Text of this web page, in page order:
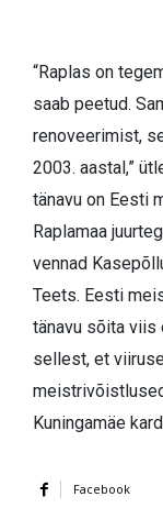
“Raplas on
saab peetud.
renoveerimist,
2003. aastal,”
tänavu on Eesti
Raplamaa
vennad
Teets. Eesti
tänavu sõita viis
sellest, et
Kuningamäe
Facebook